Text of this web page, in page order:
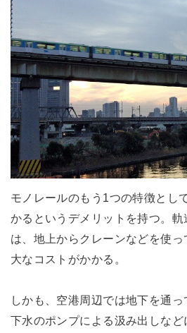
モノレールのもう1つの特徴とし
かるというデメリットを持つ。
は、地上からクレーンなどを使
大なコストがかかる。
しかも、空港周辺では地下を通
下水のポンプによる汲み出しな